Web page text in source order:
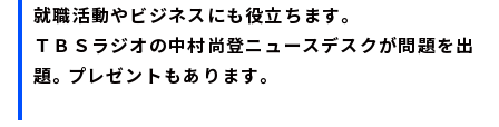
就職活動やビジネスにも役立ちます。
ＴＢＳラジオの中村尚登ニュースデスクが問題を出
題。プレゼントもあります。